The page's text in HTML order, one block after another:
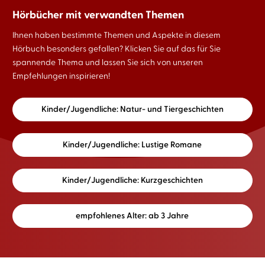
Hörbücher mit verwandten Themen
Ihnen haben bestimmte Themen und Aspekte in diesem
Hörbuch besonders gefallen? Klicken Sie auf das für Sie
spannende Thema und lassen Sie sich von unseren
Empfehlungen inspirieren!
Kinder/Jugendliche: Natur- und Tiergeschichten
Kinder/Jugendliche: Lustige Romane
Kinder/Jugendliche: Kurzgeschichten
empfohlenes Alter: ab 3 Jahre